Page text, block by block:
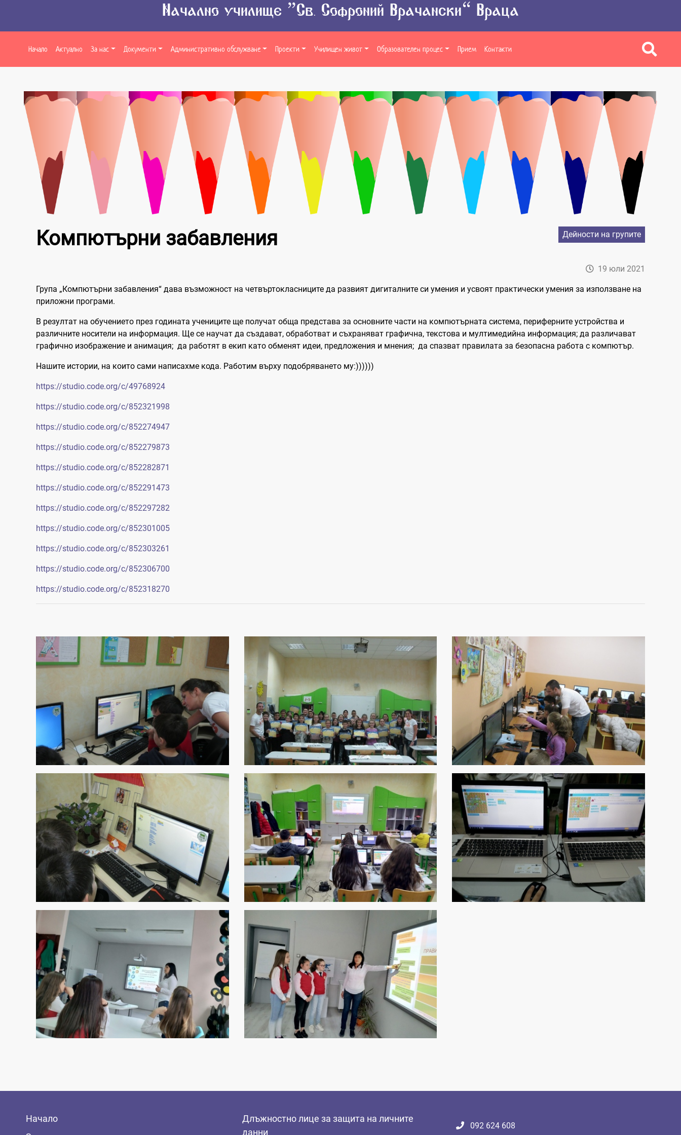
Начално училище “Св. Софроний Врачански” Враца
Начало Актуално За нас Документи Административно обслужване Проекти Училищен живот Образователен процес Прием Контакти
Дейности на групите
Компютърни забавления
19 юли 2021
Група „Компютърни забавления“ дава възможност на четвъртокласниците да развият дигиталните си умения и усвоят практически умения за използване на
приложни програми.
В резултат на обучението през годината учениците ще получат обща представа за основните части на компютърната система, периферните устройства и
различните носители на информация. Ще се научат да създават, обработват и съхраняват графична, текстова и мултимедийна информация; да различават
графично изображение и анимация; да работят в екип като обменят идеи, предложения и мнения; да спазват правилата за безопасна работа с компютър.
Нашите истории, на които сами написахме кода. Работим върху подобряването му:))))))
https://studio.code.org/c/49768924
https://studio.code.org/c/852321998
https://studio.code.org/c/852274947
https://studio.code.org/c/852279873
https://studio.code.org/c/852282871
https://studio.code.org/c/852291473
https://studio.code.org/c/852297282
https://studio.code.org/c/852301005
https://studio.code.org/c/852303261
https://studio.code.org/c/852306700
https://studio.code.org/c/852318270
Начало
Длъжностно лице за защита на личните
данни
092 624 608